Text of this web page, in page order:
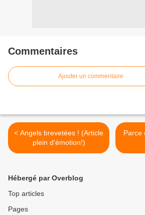
Commentaires
Ajouter un commentaire
< Angels brevetées ! (Article
plein d'émotion!)
Parce
Hébergé par Overblog
Top articles
Pages